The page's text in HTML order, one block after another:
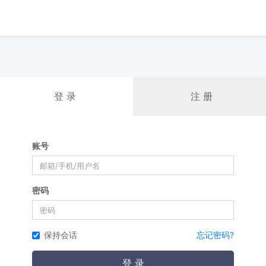
登 录 注 册
账号
密码
保持会话 忘记密码?
登 录